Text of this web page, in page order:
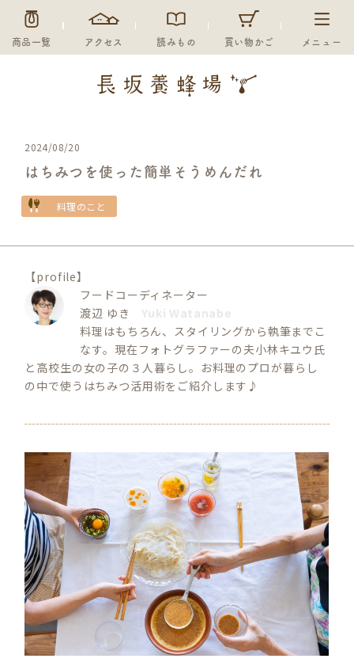
商品一覧 アクセス 読みもの 買い物かご メニュー
2024/08/20
はちみつを使った簡単そうめんだれ
料理のこと
【profile】
フードコーディネーター
渡辺 ゆき
料理はもちろん、スタイリングから執筆までこ
なす。現在フォトグラファーの夫小林キユウ氏
と高校生の女の子の３人暮らし。お料理のプロが暮らし
の中で使うはちみつ活用術をご紹介します♪